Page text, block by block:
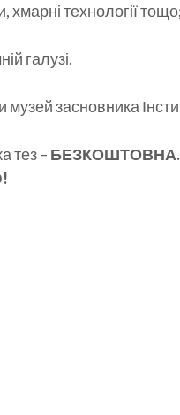
хмарні технології
галузі.
засновника
тез – БЕЗКОШТОВНА.